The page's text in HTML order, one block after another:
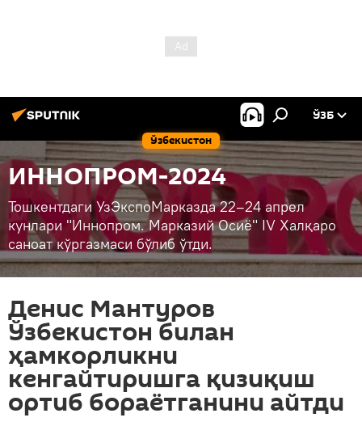
Ўзбекистон
ЎЗБ
ИННОПРОМ-2024
Тошкентдаги УзЭкспоМарказда 22–24 апрел
кунлари "Иннопром. Марказий Осиё" IV Халқаро
саноат кўргазмаси бўлиб ўтди.
Денис Мантуров
Ўзбекистон билан
ҳамкорликни
кенгайтиришга қизиқиш
ортиб бораётганини айтди